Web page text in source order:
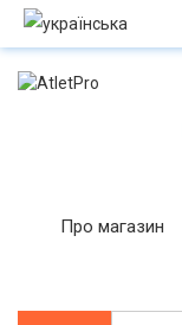
Про магазин